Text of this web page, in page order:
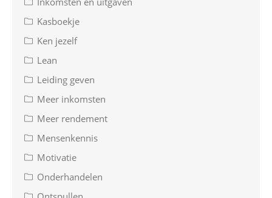
Kasboekje
Ken jezelf
Lean
Leiding geven
Meer inkomsten
Meer rendement
Mensenkennis
Motivatie
Onderhandelen